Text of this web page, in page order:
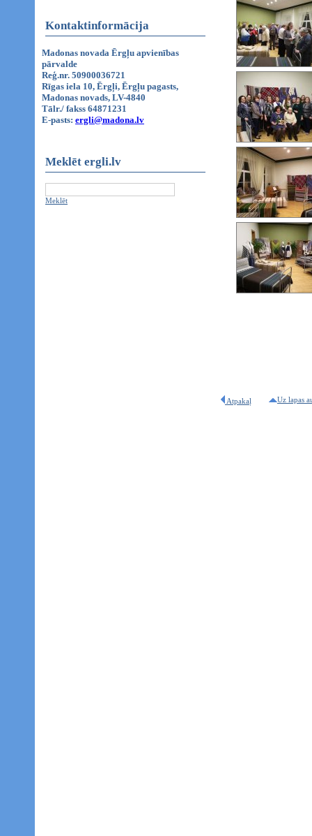
Kontaktinformācija
Madonas novada Ērgļu apvienības
pārvalde
Reģ.nr. 50900036721
Rīgas iela 10, Ērgļi, Ērgļu pagasts,
Madonas novads, LV-4840
Tālr./ fakss 64871231
E-pasts: ergli@madona.lv
Meklēt ergli.lv
Meklēt
Atpakaļ Uz lapas